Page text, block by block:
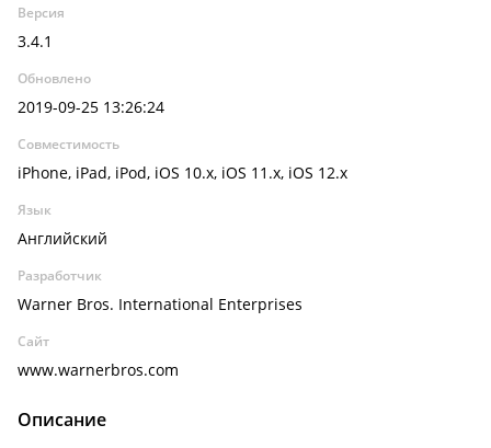
Версия
3.4.1
Обновлено
2019-09-25 13:26:24
Совместимость
iPhone, iPad, iPod, iOS 10.x, iOS 11.x, iOS 12.x
Язык
Английский
Разработчик
Warner Bros. International Enterprises
Сайт
www.warnerbros.com
Описание